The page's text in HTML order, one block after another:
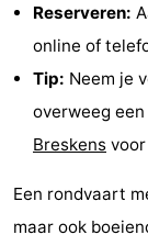
Monumenten
-
Molens
-
Uitkijkpunten
Attracties
Rondvaarten
-
Reserveren:
online of
Tip: Neem je
overweeg een
Breskens
Een rondvaart
maar ook